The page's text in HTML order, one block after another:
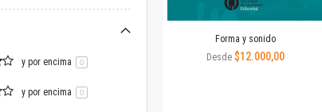
Economía y Sociedad
Investigación
Forma y sonido
Desde $12.000,00
y por encima 0
y por encima 0